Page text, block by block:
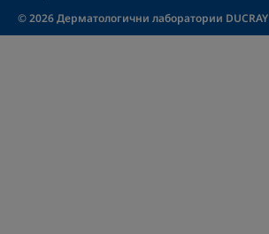
© 2026 Дерматологични лаборатории DUCRAY